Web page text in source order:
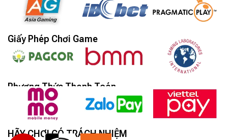
Giấy Phép Chơi Game
Phương Thức Thanh Toán
HÃY CHƠI CÓ TRÁCH NHIỆM